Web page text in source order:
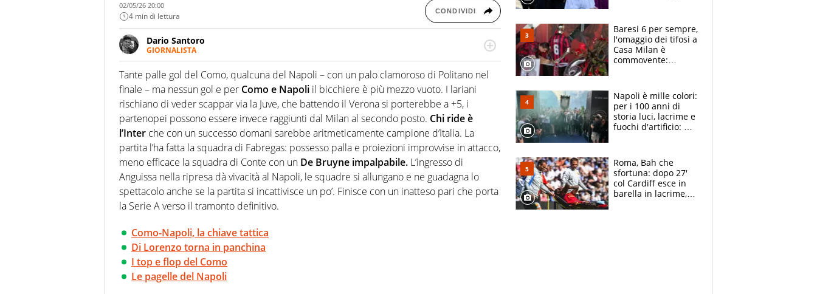
02/05/26 20:00
4 min di lettura CONDIVIDI
Dario Santoro
GIORNALISTA
Scrive, commenta, racconta lo sport in tutte le sfaccettature. Tocca l'apice quando ha
modo di concentrarsi sulle interviste ai grandi protagonisti
Tante palle gol del Como, qualcuna del Napoli – con un palo clamoroso di Politano nel
finale – ma nessun gol e per Como e Napoli il bicchiere è più mezzo vuoto. I lariani
rischiano di veder scappar via la Juve, che battendo il Verona si porterebbe a +5, i
partenopei possono essere invece raggiunti dal Milan al secondo posto. Chi ride è
l’Inter che con un successo domani sarebbe aritmeticamente campione d’Italia. La
partita l’ha fatta la squadra di Fabregas: possesso palla e proiezioni improvvise in attacco,
meno efficace la squadra di Conte con un De Bruyne impalpabile. L’ingresso di
Anguissa nella ripresa dà vivacità al Napoli, le squadre si allungano e ne guadagna lo
spettacolo anche se la partita si incattivisce un po’. Finisce con un inatteso pari che porta
la Serie A verso il tramonto definitivo.
Como-Napoli, la chiave tattica
Di Lorenzo torna in panchina
I top e flop del Como
Le pagelle del Napoli
circondati
dall'affetto dei tifosi
Baresi 6 per sempre,
l'omaggio dei tifosi a
Casa Milan è
commovente:
bigliettini
Napoli è mille colori:
per i 100 anni di
storia luci, lacrime e
fuochi d'artificio: De
Roma, Bah che
sfortuna: dopo 27'
col Cardiff esce in
barella in lacrime,